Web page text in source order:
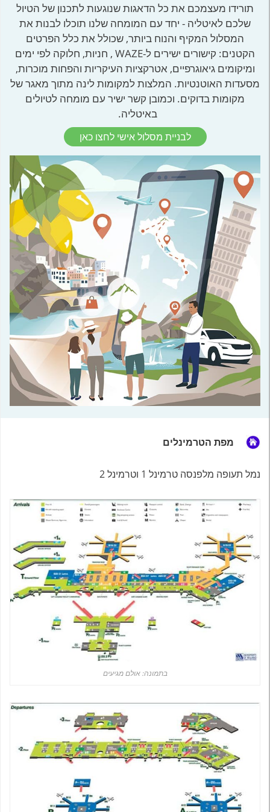
תורידו מעצמכם את כל הדאגות שנוגעות לתכנון של הטיול
שלכם לאיטליה - יחד עם המומחה שלנו תוכלו לבנות את
המסלול המקיף והנוח ביותר, שכולל את כלל הפרטים
הקטנים: קישורים ישירים ל-WAZE , חניות, חלוקה לפי ימים
ומיקומים גיאוגרפיים, אטרקציות העיקריות והפחות מוכרות,
מסעדות האוטנטיות. המלצות למקומות לינה מתוך מאגר של
מקומות בדוקים. וכמובן קשר ישיר עם מומחה לטיולים
באיטליה.
לבניית מסלול אישי לחצו כאן
מפת הטרמינלים
נמל תעופה מלפנסה טרמינל 1 וטרמינל 2
בתמונה: אולם מגיעים